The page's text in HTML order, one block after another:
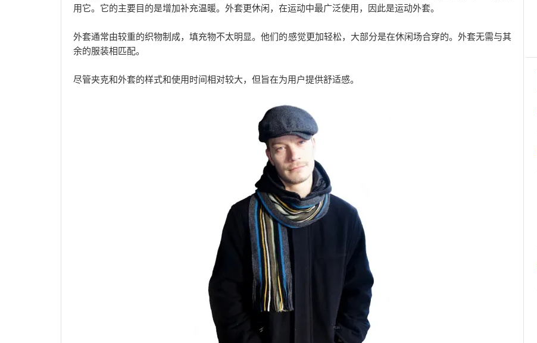
用它。它的主要目的是增加补充温暖。外套更休闲，在运动中最广泛使用，因此是运动外套。
外套通常由较重的织物制成，填充物不太明显。他们的感觉更加轻松，大部分是在休闲场合穿的。外套无需与其
余的服装相匹配。
尽管夹克和外套的样式和使用时间相对较大，但旨在为用户提供舒适感。